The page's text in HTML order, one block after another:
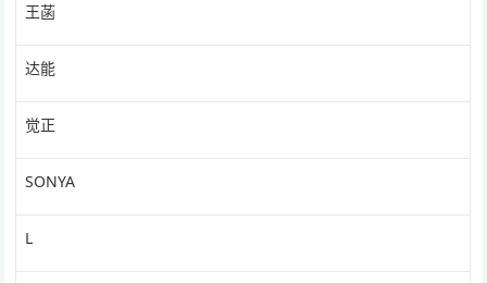
王菡
达能
觉正
SONYA
L